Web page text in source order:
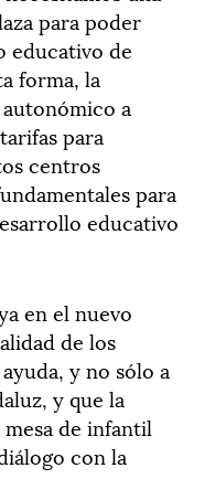
para poder
educativo de
forma, la
a
para
centros
para
educativo
en el nuevo
de los
y no sólo a
y que la
de infantil
con la